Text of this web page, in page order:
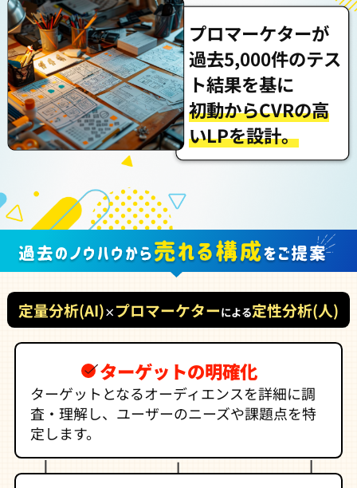
プロマーケターが
過去5,000件のテス
ト結果を基に
初動からCVRの高
いLPを設計。
定量分析(AI)× プロマーケターによる定性分析(人)
ターゲットの明確化
ターゲットとなるオーディエンスを詳細に調
査・理解し、ユーザーのニーズや課題点を特
定します。